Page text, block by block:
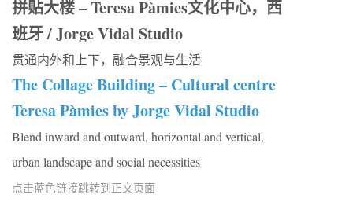
拼贴大楼 – Teresa Pàmies文化中心，西
班牙 / Jorge Vidal Studio
贯通内外和上下，融合景观与生活
The Collage Building – Cultural centre
Teresa Pàmies by Jorge Vidal Studio
Blend inward and outward, horizontal and vertical,
urban landscape and social necessities
点击蓝色链接跳转到正文页面